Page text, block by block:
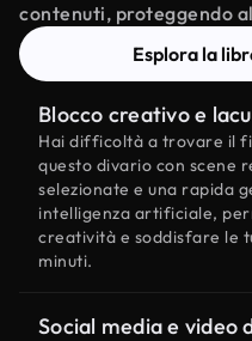
contenuti, proteggendo
Esplora la
Blocco creativo e
Hai difficoltà a trovare il
questo divario con scene
selezionate e una rapida
intelligenza artificiale,
creatività e soddisfare le
minuti.
Social media e video